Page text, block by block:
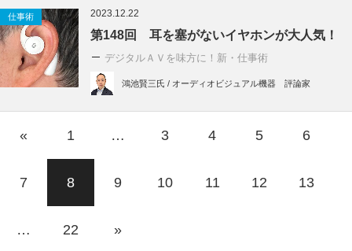
仕事術 2023.12.22
第148回 耳を塞がないイヤホンが大人気！
デジタルＡＶを味方に！新・仕事術
鴻池賢三氏 / オーディオビジュアル機器 評論家
« 1 … 3 4 5 6
7 8 9 10 11 12 13
… 22 »